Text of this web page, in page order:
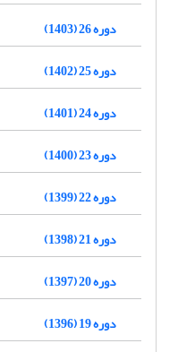
دوره 26 (1403)
دوره 25 (1402)
دوره 24 (1401)
دوره 23 (1400)
دوره 22 (1399)
دوره 21 (1398)
دوره 20 (1397)
دوره 19 (1396)